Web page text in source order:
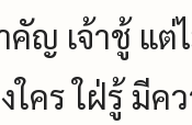
ญ เจ้าชู้ แต่
ใคร ใฝ่รู้ มี